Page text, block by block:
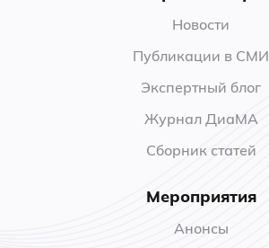
Новости
Публикации в СМИ
Экспертный блог
Журнал ДиаМА
Сборник статей
Мероприятия
Анонсы